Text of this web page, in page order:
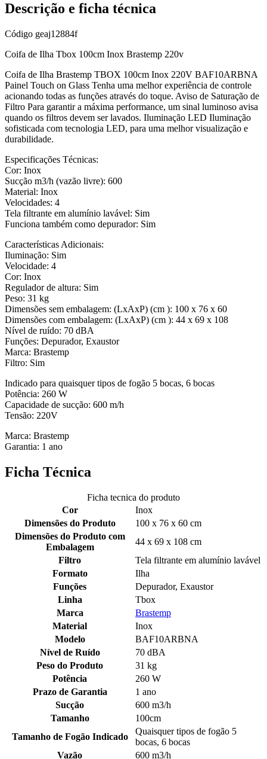
Descrição e ficha técnica
Código geaj12884f
Coifa de Ilha Tbox 100cm Inox Brastemp 220v
Coifa de Ilha Brastemp TBOX 100cm Inox 220V BAF10ARBNA
Painel Touch on Glass Tenha uma melhor experiência de controle
acionando todas as funções através do toque. Aviso de Saturação de
Filtro Para garantir a máxima performance, um sinal luminoso avisa
quando os filtros devem ser lavados. Iluminação LED Iluminação
sofisticada com tecnologia LED, para uma melhor visualização e
durabilidade.
Especificações Técnicas:
Cor: Inox
Sucção m3/h (vazão livre): 600
Material: Inox
Velocidades: 4
Tela filtrante em alumínio lavável: Sim
Funciona também como depurador: Sim
Características Adicionais:
Iluminação: Sim
Velocidade: 4
Cor: Inox
Regulador de altura: Sim
Peso: 31 kg
Dimensões sem embalagem: (LxAxP) (cm ): 100 x 76 x 60
Dimensões com embalagem: (LxAxP) (cm ): 44 x 69 x 108
Nível de ruído: 70 dBA
Funções: Depurador, Exaustor
Marca: Brastemp
Filtro: Sim
Indicado para quaisquer tipos de fogão 5 bocas, 6 bocas
Potência: 260 W
Capacidade de sucção: 600 m/h
Tensão: 220V
Marca: Brastemp
Garantia: 1 ano
Ficha Técnica
Ficha tecnica do produto
Cor
Inox
Dimensões do Produto
100 x 76 x 60 cm
Dimensões do Produto com
Embalagem
44 x 69 x 108 cm
Filtro
Tela filtrante em alumínio lavável
Formato
Ilha
Funções
Depurador, Exaustor
Linha
Tbox
Marca
Brastemp
Material
Inox
Modelo
BAF10ARBNA
Nível de Ruído
70 dBA
Peso do Produto
31 kg
Potência
260 W
Prazo de Garantia
1 ano
Sucção
600 m3/h
Tamanho
100cm
Tamanho de Fogão Indicado
Quaisquer tipos de fogão 5
bocas, 6 bocas
Vazão
600 m3/h